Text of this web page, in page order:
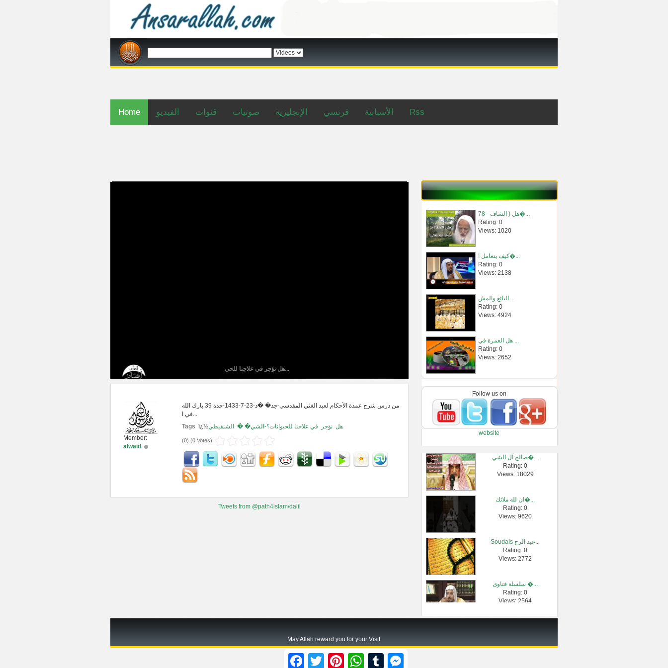
Home الفيديو قنوات صوتيات الإنجليزية فرنسي الأسبانية Rss
هل نؤجر في علاجنا للحي...
Member:
alwaid
من درس شرح عمدة الأحكام لعبد الغني المقدسي-جد� �د-23-7-1433-جدة 39 بارك الله
في ا...
Tags ï¿½
هل نؤجر في علاجنا للحيوانات؟-الشي� � الشنقيطي
(0) (0 Votes)
Tweets from @path4islam/dalil
78 - هل ( الشاف�...
Rating: 0
Views: 1020
كيف يتعامل ا�...
Rating: 0
Views: 2138
البائع والمش...
Rating: 0
Views: 4924
هل العمرة في ...
Rating: 0
Views: 2652
Rating: 0
Views: 2385
دروس الحرمين...
Rating: 0
قصة موسى وفر�...
Rating: 0
( وظللنا عليك...
Rating: 0
صلاة الفجر م�...
Rating: 0
قصة لقمان بأ�...
Rating: 0
Follow us on
website
صالح آل الشي�...
Rating: 0
Views: 18029
ان لله ملائك�...
Rating: 0
Views: 9620
Soudais عبد الرح...
Rating: 0
Views: 2772
سلسلة فتاوى �...
Rating: 0
Views: 2564
May Allah reward you for your Visit
FacebookTwitter Pinterest WhatsAppTumblr